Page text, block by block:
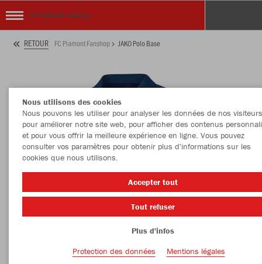
FC Piamont Fanshop
RETOUR FC Piamont Fanshop JAKO Polo Base
Nous utilisons des cookies
Nous pouvons les utiliser pour analyser les données de nos
pour améliorer notre site web, pour afficher des contenus
et pour vous offrir la meilleure expérience en ligne. Vous pouvez
consulter vos paramètres pour obtenir plus d'informations sur les
cookies que nous utilisons.
Accepter tout
Tout refuser
Plus d'infos
Protection des données
Mentions légales